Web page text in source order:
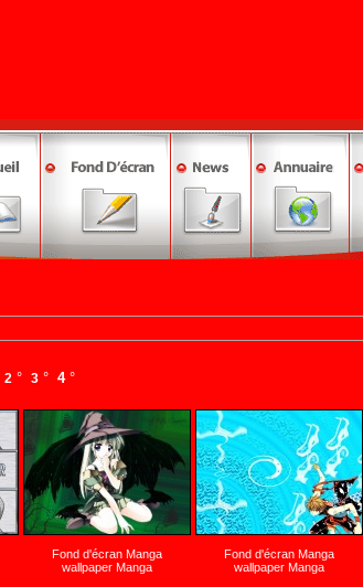
2 ° 3° 4°
Fond d'écran Manga
wallpaper Manga
Fond d'écran Manga
wallpaper Manga